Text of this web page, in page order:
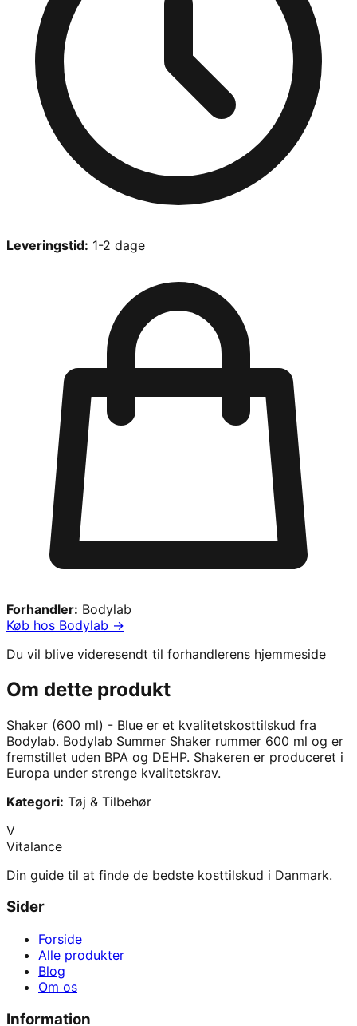
Leveringstid: 1-2 dage
Forhandler: Bodylab
Køb hos Bodylab →
Du vil blive videresendt til forhandlerens hjemmeside
Om dette produkt
Shaker (600 ml) - Blue er et kvalitetskosttilskud fra
Bodylab. Bodylab Summer Shaker rummer 600 ml og er
fremstillet uden BPA og DEHP. Shakeren er produceret i
Europa under strenge kvalitetskrav.
Kategori: Tøj & Tilbehør
V
Vitalance
Din guide til at finde de bedste kosttilskud i Danmark.
Sider
Forside
Alle produkter
Blog
Om os
Information